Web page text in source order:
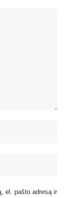
el. pašto adresą ir